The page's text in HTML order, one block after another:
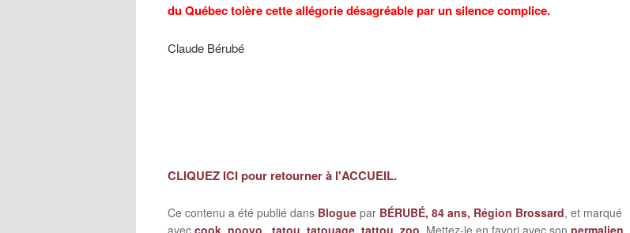
du Québec tolère cette allégorie désagréable par un silence complice.
Claude Bérubé
CLIQUEZ ICI pour retourner à l'ACCUEIL.
Ce contenu a été publié dans Blogue par BÉRUBÉ, 84 ans, Région Brossard, et marqué